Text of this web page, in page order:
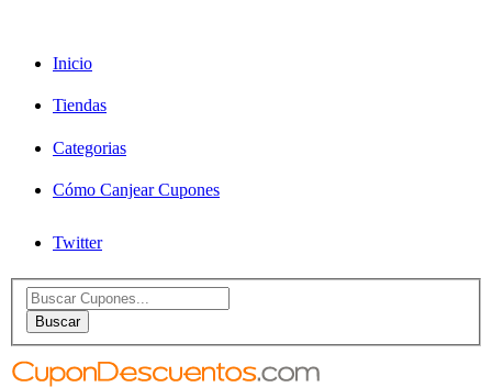
Inicio
Tiendas
Categorias
Cómo Canjear Cupones
Twitter
Search
for:Buscar